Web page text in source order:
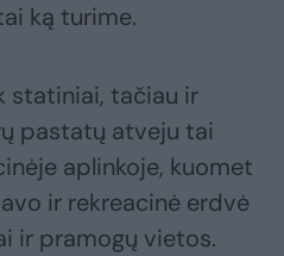
ką turime.
statiniai, tačiau ir
pastatų atveju tai
aplinkoje, kuomet
ir rekreacinė erdvė
ir pramogų vietos.